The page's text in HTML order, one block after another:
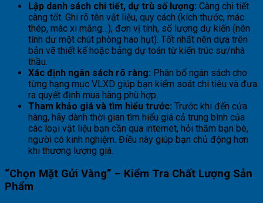
Lập danh sách chi tiết, dự trù số lượng: Càng chi tiết
càng tốt. Ghi rõ tên vật liệu, quy cách (kích thước, mác
thép, mác xi măng…), đơn vị tính, số lượng dự kiến (nên
tính dư một chút phòng hao hụt). Tốt nhất nên dựa trên
bản vẽ thiết kế hoặc bảng dự toán từ kiến trúc sư/nhà
thầu.
Xác định ngân sách rõ ràng: Phân bổ ngân sách cho
từng hạng mục VLXD giúp bạn kiểm soát chi tiêu và đưa
ra quyết định mua hàng phù hợp.
Tham khảo giá và tìm hiểu trước: Trước khi đến cửa
hàng, hãy dành thời gian tìm hiểu giá cả trung bình của
các loại vật liệu bạn cần qua internet, hỏi thăm bạn bè,
người có kinh nghiệm. Điều này giúp bạn chủ động hơn
khi thương lượng giá.
“Chọn Mặt Gửi Vàng” – Kiểm Tra Chất Lượng Sản
Phẩm